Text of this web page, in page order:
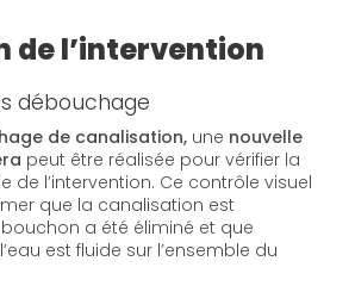
de l’intervention
débouchage
de canalisation, une nouvelle
peut être réalisée pour vérifier la
de l’intervention. Ce contrôle visuel
que la canalisation est
a été éliminé et que
est fluide sur l’ensemble du